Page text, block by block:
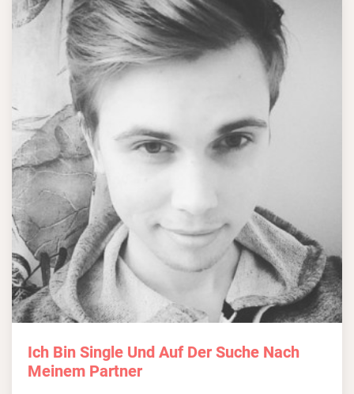
Ich Bin Single Und Auf Der Suche Nach
Meinem Partner